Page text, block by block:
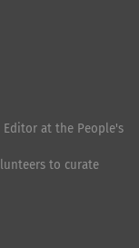
Editor at the People's
to curate